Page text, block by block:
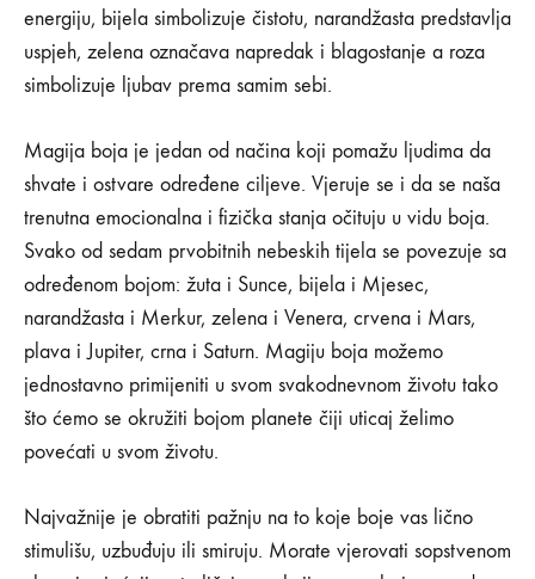
NEMA
KOMENTARA
NA
ENERGIJU
MAGIJOM
energiju, bijela simbolizuje čistotu, narandžasta predstavlja
uspjeh, zelena označava napredak i blagostanje a roza
simbolizuje ljubav prema samim sebi.
Magija boja je jedan od načina koji pomažu ljudima da
shvate i ostvare određene ciljeve. Vjeruje se i da se naša
trenutna emocionalna i fizička stanja očituju u vidu boja.
Svako od sedam prvobitnih nebeskih tijela se povezuje sa
određenom bojom: žuta i Sunce, bijela i Mjesec,
narandžasta i Merkur, zelena i Venera, crvena i Mars,
plava i Jupiter, crna i Saturn. Magiju boja možemo
jednostavno primijeniti u svom svakodnevnom životu tako
što ćemo se okružiti bojom planete čiji uticaj želimo
povećati u svom životu.
Najvažnije je obratiti pažnju na to koje boje vas lično
stimulišu, uzbuđuju ili smiruju. Morate vjerovati sopstvenom